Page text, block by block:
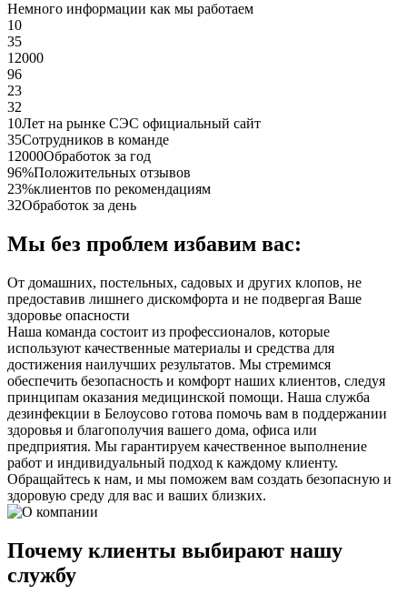
Немного информации как мы работаем
10
35
12000
96
23
32
10Лет на рынке СЭС официальный сайт
35Сотрудников в команде
12000Обработок за год
96%Положительных отзывов
23%клиентов по рекомендациям
32Обработок за день
Мы без проблем избавим вас:
От домашних, постельных, садовых и других клопов, не
предоставив лишнего дискомфорта и не подвергая Ваше
здоровье опасности
Наша команда состоит из профессионалов, которые
используют качественные материалы и средства для
достижения наилучших результатов. Мы стремимся
обеспечить безопасность и комфорт наших клиентов, следуя
принципам оказания медицинской помощи. Наша служба
дезинфекции в Белоусово готова помочь вам в поддержании
здоровья и благополучия вашего дома, офиса или
предприятия. Мы гарантируем качественное выполнение
работ и индивидуальный подход к каждому клиенту.
Обращайтесь к нам, и мы поможем вам создать безопасную и
здоровую среду для вас и ваших близких.
Почему клиенты выбирают нашу
службу